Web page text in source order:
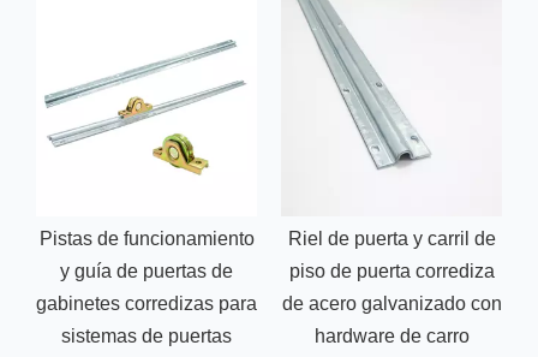
Pistas de funcionamiento
y guía de puertas de
gabinetes corredizas para
sistemas de puertas
Riel de puerta y carril de
piso de puerta corrediza
de acero galvanizado con
hardware de carro